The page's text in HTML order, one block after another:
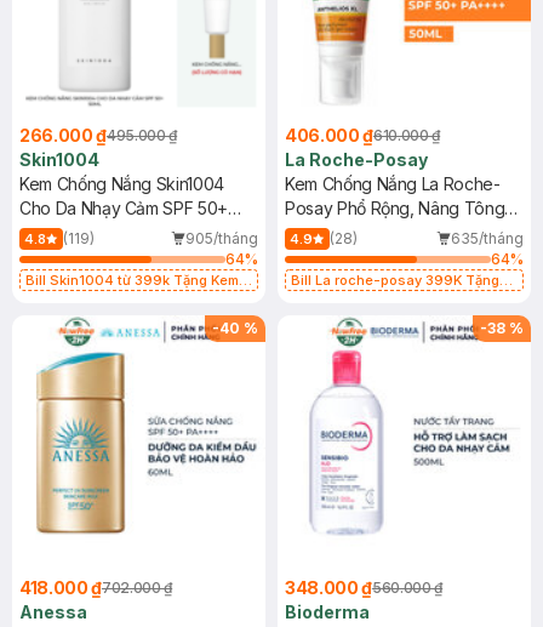
266.000 ₫495.000 ₫
Skin1004
Kem Chống Nắng Skin1004
Cho Da Nhạy Cảm SPF 50+
50ml
4.8 (119)
905/tháng
64%
Bill Skin1004 từ 399k Tặng Kem
SPF 50+ 20ml (SL Có Hạn)
406.000 ₫610.000 ₫
La Roche-Posay
Kem Chống Nắng La Roche-
Posay Phổ Rộng, Nâng Tông
Kiềm Dầu 50ml
4.9 (28)
635/tháng
64%
Bill La roche-posay 399K Tặng
(SL có hạn)
-40 %
418.000 ₫702.000 ₫
Anessa
-38 %
348.000 ₫560.000 ₫
Bioderma